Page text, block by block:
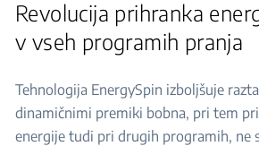
Revolucija prihranka
v vseh programih pranja
Tehnologija EnergySpin izboljšuje
dinamičnimi premiki bobna, pri tem
energije tudi pri drugih programih, ne